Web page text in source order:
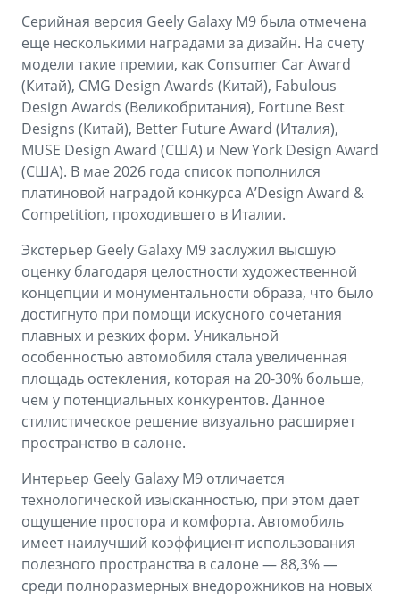
Серийная версия Geely Galaxy M9 была отмечена
еще несколькими наградами за дизайн. На счету
модели такие премии, как Consumer Car Award
(Китай), CMG Design Awards (Китай), Fabulous
Design Awards (Великобритания), Fortune Best
Designs (Китай), Better Future Award (Италия),
MUSE Design Award (США) и New York Design Award
(США). В мае 2026 года список пополнился
платиновой наградой конкурса A’Design Award &
Competition, проходившего в Италии.
Экстерьер Geely Galaxy M9 заслужил высшую
оценку благодаря целостности художественной
концепции и монументальности образа, что было
достигнуто при помощи искусного сочетания
плавных и резких форм. Уникальной
особенностью автомобиля стала увеличенная
площадь остекления, которая на 20-30% больше,
чем у потенциальных конкурентов. Данное
стилистическое решение визуально расширяет
пространство в салоне.
Интерьер Geely Galaxy M9 отличается
технологической изысканностью, при этом дает
ощущение простора и комфорта. Автомобиль
имеет наилучший коэффициент использования
полезного пространства в салоне — 88,3% —
среди полноразмерных внедорожников на новых